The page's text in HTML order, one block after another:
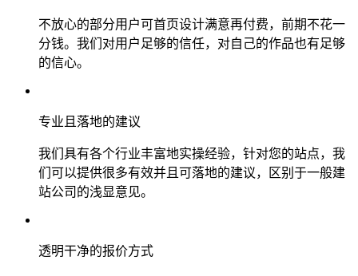
不放心的部分用户可首页设计满意再付费，前期不花一
分钱。我们对用户足够的信任，对自己的作品也有足够
的信心。
专业且落地的建议
我们具有各个行业丰富地实操经验，针对您的站点，我
们可以提供很多有效并且可落地的建议，区别于一般建
站公司的浅显意见。
透明干净的报价方式